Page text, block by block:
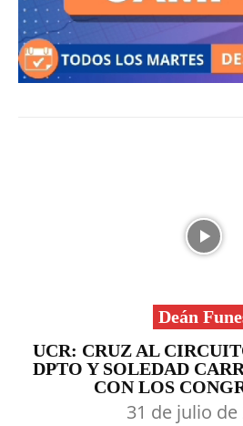
Deán
UCR: CRUZ AL
DPTO Y SOLEDAD
CON LOS
31 de julio de